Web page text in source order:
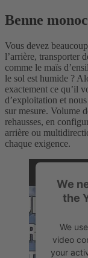
Benne
Vous devez
l’arrière, transporter
comme le maïs
le sol est humide ?
exactement ce qu’il
d’exploitation et
sur mesure. Volume
rehausses, en
arrière ou
chaque exigence.
We
the
We
video
your